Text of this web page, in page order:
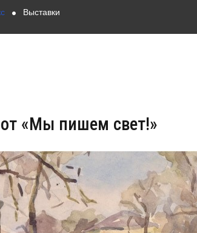
Выставки
«Мы пишем свет!»